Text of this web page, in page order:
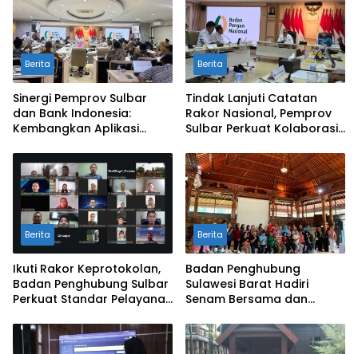
Berita
Sinergi Pemprov Sulbar
dan Bank Indonesia:
Kembangkan Aplikasi
Harga Pangan
Berita
Tindak Lanjuti Catatan
Rakor Nasional, Pemprov
Sulbar Perkuat Kolaborasi
BSPS
Berita
Ikuti Rakor Keprotokolan,
Badan Penghubung Sulbar
Perkuat Standar Pelayanan
Berita
Badan Penghubung
Sulawesi Barat Hadiri
Senam Bersama dan
dengan Anjungan Daerah